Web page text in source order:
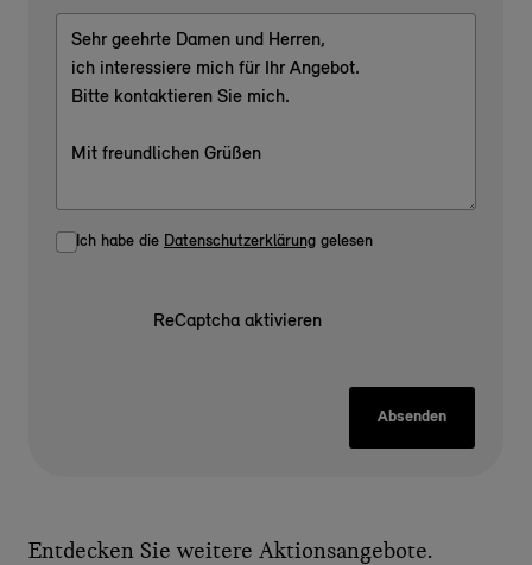
Ich habe die Datenschutzerklärung gelesen
ReCaptcha aktivieren
Absenden
Entdecken Sie weitere Aktionsangebote.